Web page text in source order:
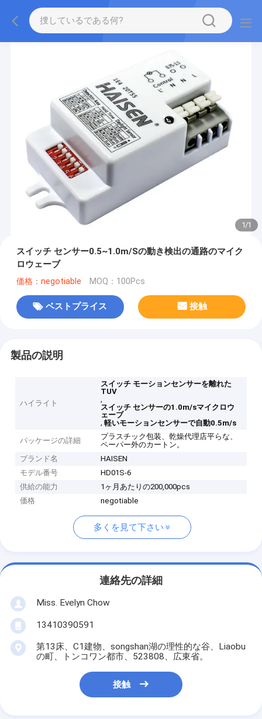
1/1
スイッチ センサー0.5~1.0m/Sの動き検出の通路のマイク
ロウェーブ
価格：negotiable MOQ：100Pcs
ベストプライス 接触
製品の説明
ハイライト
スイッチ モーションセンサーを離れた
TUV
,
スイッチ センサーの1.0m/sマイクロウ
ェーブ
,軽いモーションセンサーで自動0.5m/s
パッケージの詳細
プラスチック包装、乾燥代理店平らな、
ペーパー外のカートン。
ブランド名
HAISEN
モデル番号
HD01S-6
供給の能力
1ヶ月あたりの200,000pcs
価格
negotiable
多くを見て下さい
連絡先の詳細
Miss. Evelyn Chow
13410390591
第13床、C1建物、songshan湖の理性的な谷、Liaobu
の町、トンコワン都市、523808、広東省。
接触